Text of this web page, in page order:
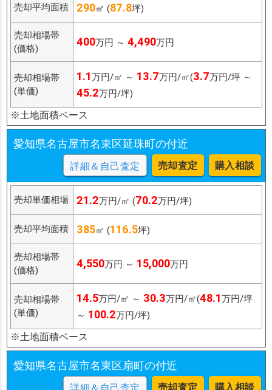
売却平均面積 290㎡ (87.8坪)
売却相場帯
(価格)
400万円 ～ 4,490万円
売却相場帯
(単価)
1.1万円/㎡ ～ 13.7万円/㎡(3.7万円/坪 ～
45.2万円/坪)
※土地面積ベース
愛知県名古屋市名東区延珠町の付近
詳細＆自己査定 売却査定 購入相談
売却単価相場 21.2万円/㎡ (70.2万円/坪)
売却平均面積 385㎡ (116.5坪)
売却相場帯
(価格)
4,550万円 ～ 15,000万円
売却相場帯
(単価)
14.5万円/㎡ ～ 30.3万円/㎡(48.1万円/坪
～ 100.2万円/坪)
※土地面積ベース
愛知県名古屋市名東区扇町の付近
売却査定 購入相談